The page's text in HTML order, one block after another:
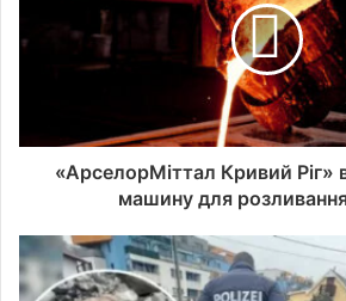
«АрселорМіттал Кривий Ріг»
машину для